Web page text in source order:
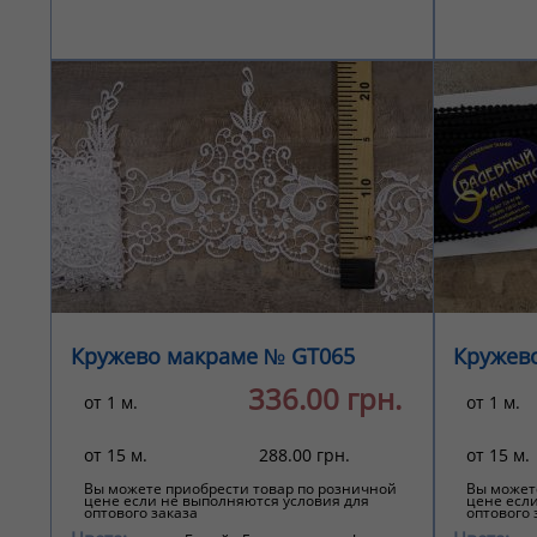
Кружево макраме № GT065
от 1 м. 336.00 грн.
от 15 м. 288.00 грн.
Вы можете приобрести товар по розничной
цене если не выполняются условия для
оптового заказа
от 1 м.
от 15 м.
Вы
цене
оптового